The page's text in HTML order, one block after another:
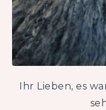
Ihr Lieben, es